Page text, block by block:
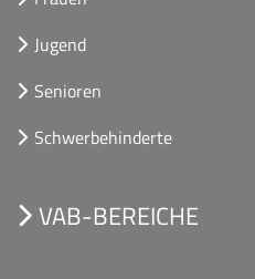
Jugend
Senioren
Schwerbehinderte
VAB-BEREICHE